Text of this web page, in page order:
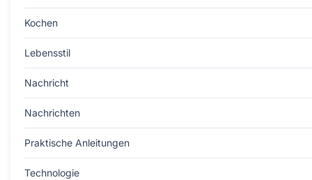
Kochen
Lebensstil
Nachricht
Nachrichten
Praktische Anleitungen
Technologie